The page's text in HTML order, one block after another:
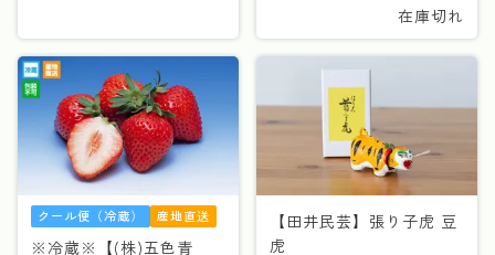
在庫切れ
クール便（冷蔵） 産地直送
※冷蔵※【(株)五色青
【田井民芸】張り子虎 豆
虎